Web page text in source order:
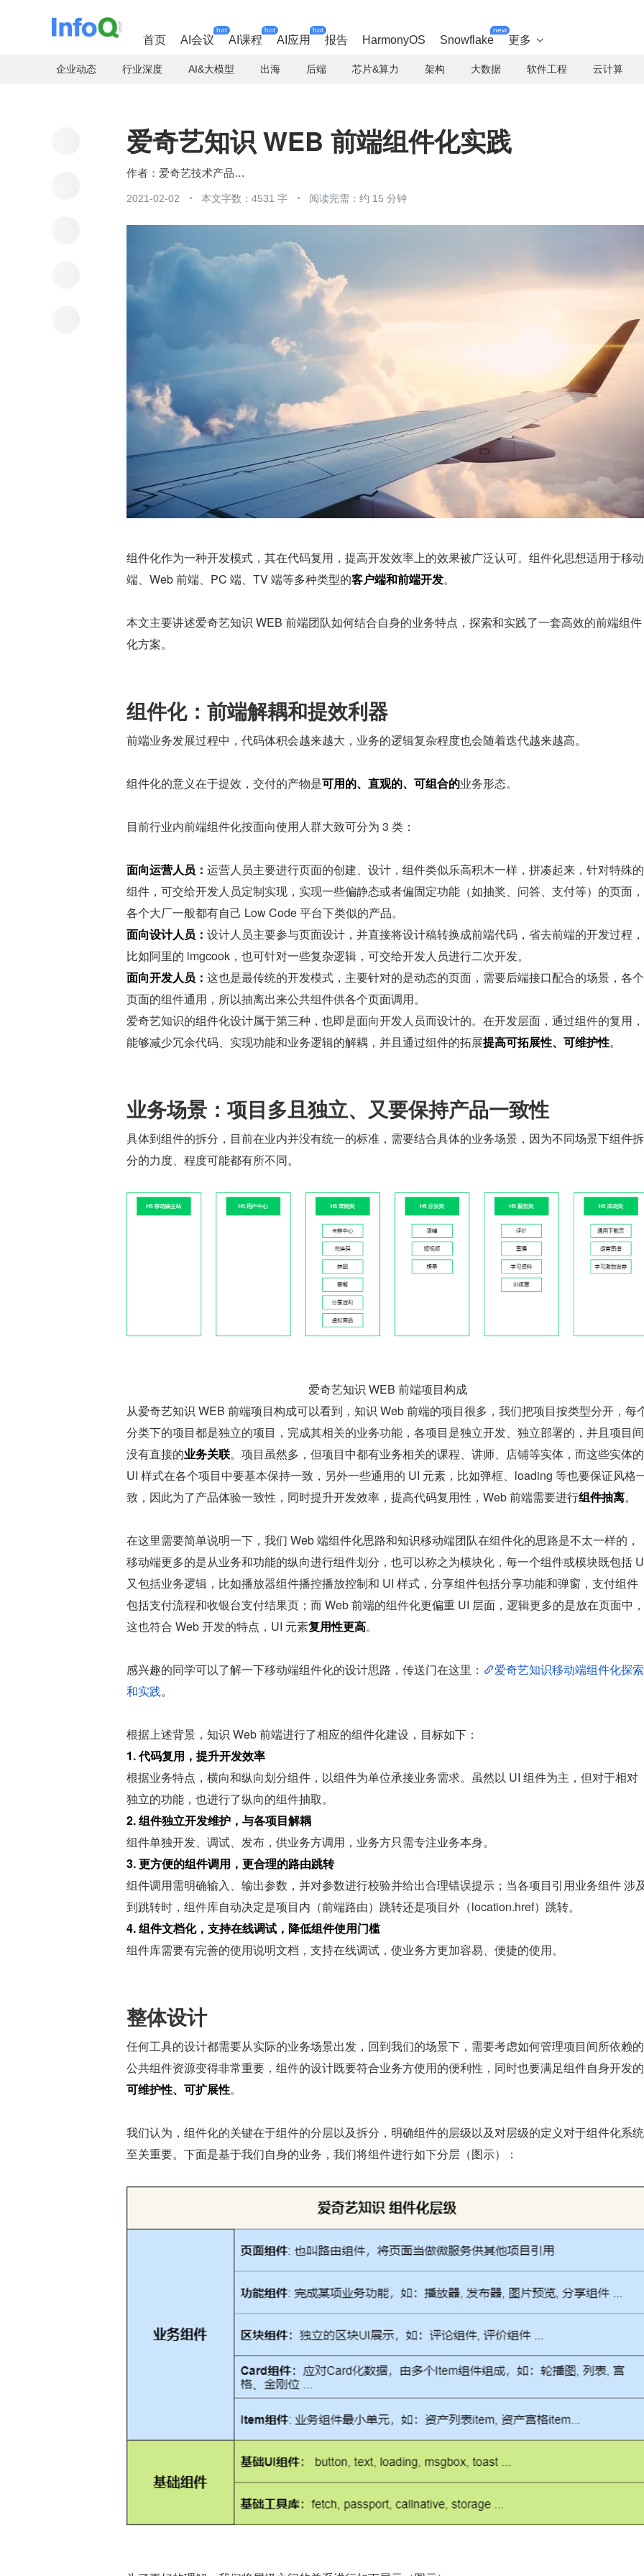
首页 AI会议
hot
AI课程
hot
AI应用
hot
报告 HarmonyOS Snowflake
new
更多 
企业动态 行业深度 AI&大模型 出海 后端 芯片&算力 架构 大数据 软件工程 云计算
爱奇艺知识 WEB 前端组件化实践
爱奇艺技术产品团队
2021-02-02 本文字数：4531 字 阅读完需：约 15 分钟
组件化作为一种开发模式，其在代码复用，提高开发效率上的效果被广泛认可。组件化思想适用于移动
端、Web 前端、PC 端、TV 端等多种类型的客户端和前端开发。
本文主要讲述爱奇艺知识 WEB 前端团队如何结合自身的业务特点，探索和实践了一套高效的前端组件
化方案。
组件化：前端解耦和提效利器
前端业务发展过程中，代码体积会越来越大，业务的逻辑复杂程度也会随着迭代越来越高。
组件化的意义在于提效，交付的产物是可用的、直观的、可组合的业务形态。
目前行业内前端组件化按面向使用人群大致可分为 3 类：
面向运营人员： 运营人员主要进行页面的创建、设计，组件类似乐高积木一样，拼凑起来，针对特殊的
组件，可交给开发人员定制实现，实现一些偏静态或者偏固定功能（如抽奖、问答、支付等）的页面，
各个大厂一般都有自己 Low Code 平台下类似的产品。
面向设计人员： 设计人员主要参与页面设计，并直接将设计稿转换成前端代码，省去前端的开发过程，
比如阿里的 imgcook，也可针对一些复杂逻辑，可交给开发人员进行二次开发。
面向开发人员： 这也是最传统的开发模式，主要针对的是动态的页面，需要后端接口配合的场景，各个
页面的组件通用，所以抽离出来公共组件供各个页面调用。
爱奇艺知识的组件化设计属于第三种，也即是面向开发人员而设计的。在开发层面，通过组件的复用，
能够减少冗余代码、实现功能和业务逻辑的解耦，并且通过组件的拓展提高可拓展性、可维护性。
业务场景：项目多且独立、又要保持产品一致性
具体到组件的拆分，目前在业内并没有统一的标准，需要结合具体的业务场景，因为不同场景下组件拆
分的力度、程度可能都有所不同。
爱奇艺知识 WEB 前端项目构成
从爱奇艺知识 WEB 前端项目构成可以看到，知识 Web 前端的项目很多，我们把项目按类型分开，每
分类下的项目都是独立的项目，完成其相关的业务功能，各项目是独立开发、独立部署的，并且项目间
没有直接的业务关联。项目虽然多，但项目中都有业务相关的课程、讲师、店铺等实体，而这些实体的
UI 样式在各个项目中要基本保持一致，另外一些通用的 UI 元素，比如弹框、loading 等也要保证风格
致，因此为了产品体验一致性，同时提升开发效率，提高代码复用性，Web 前端需要进行组件抽离。
在这里需要简单说明一下，我们 Web 端组件化思路和知识移动端团队在组件化的思路是不太一样的，
移动端更多的是从业务和功能的纵向进行组件划分，也可以称之为模块化，每一个组件或模块既包括
又包括业务逻辑，比如播放器组件播控播放控制和 UI 样式，分享组件包括分享功能和弹窗，支付组件
包括支付流程和收银台支付结果页；而 Web 前端的组件化更偏重 UI 层面，逻辑更多的是放在页面中，
这也符合 Web 开发的特点，UI 元素复用性更高。
感兴趣的同学可以了解一下移动端组件化的设计思路，传送门在这里：
爱奇艺知识移动端组件化探索
和实践。
根据上述背景，知识 Web 前端进行了相应的组件化建设，目标如下：
1. 代码复用，提升开发效率
根据业务特点，横向和纵向划分组件，以组件为单位承接业务需求。虽然以 UI 组件为主，但对于相对
独立的功能，也进行了纵向的组件抽取。
2. 组件独立开发维护，与各项目解耦
组件单独开发、调试、发布，供业务方调用，业务方只需专注业务本身。
3. 更方便的组件调用，更合理的路由跳转
组件调用需明确输入、输出参数，并对参数进行校验并给出合理错误提示；当各项目引用业务组件 涉及
到跳转时，组件库自动决定是项目内（前端路由）跳转还是项目外（location.href）跳转。
4. 组件文档化，支持在线调试，降低组件使用门槛
组件库需要有完善的使用说明文档，支持在线调试，使业务方更加容易、便捷的使用。
整体设计
任何工具的设计都需要从实际的业务场景出发，回到我们的场景下，需要考虑如何管理项目间所依赖的
公共组件资源变得非常重要，组件的设计既要符合业务方使用的便利性，同时也要满足组件自身开发的
可维护性、可扩展性。
我们认为，组件化的关键在于组件的分层以及拆分，明确组件的层级以及对层级的定义对于组件化系统
至关重要。下面是基于我们自身的业务，我们将组件进行如下分层（图示）：